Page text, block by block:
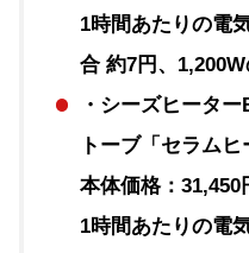
1時間あたりの電
合 約7円、
・シーズヒータ
トーブ「セラムヒ
本体価格：31,450
1時間あたりの電